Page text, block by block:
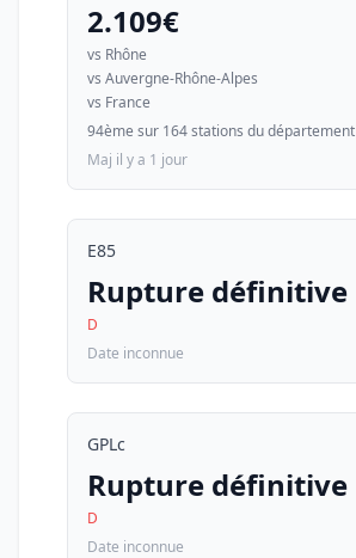
2.109€
vs Rhône
vs Auvergne-Rhône-Alpes
vs France
94ème sur 164 stations du département
Maj il y a 1 jour
E85
Rupture définitive
D
Date inconnue
GPLc
Rupture définitive
D
Date inconnue